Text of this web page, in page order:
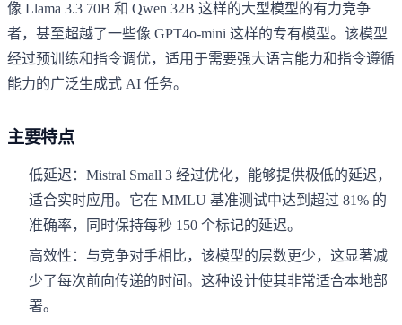
像 Llama 3.3 70B 和 Qwen 32B 这样的大型模型的有力竞争
者，甚至超越了一些像 GPT4o-mini 这样的专有模型。该模型
经过预训练和指令调优，适用于需要强大语言能力和指令遵循
能力的广泛生成式 AI 任务。
主要特点
低延迟：Mistral Small 3 经过优化，能够提供极低的延迟，
适合实时应用。它在 MMLU 基准测试中达到超过 81% 的
准确率，同时保持每秒 150 个标记的延迟。
高效性：与竞争对手相比，该模型的层数更少，这显著减
少了每次前向传递的时间。这种设计使其非常适合本地部
署。